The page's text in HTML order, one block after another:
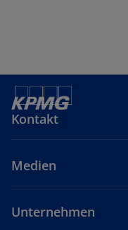
Kontakt
Medien
Unternehmen